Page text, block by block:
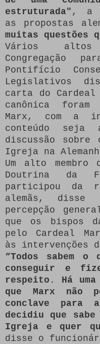
estruturada" , a
as propostas
muitas questões
Vários
Congregação
Pontifício
Legislativos
carta do
canônica foram
Marx, com a
conteúdo seja
discussão sobre
Igreja na
Um alto membro
Doutrina da
participou da
alemãs, disse
percepção
que os bispos
pelo Cardeal
às intervenções
“Todos sabem o
conseguir e
respeito. Há uma
que Marx não
conclave para
decidiu que
Igreja e quer
disse o